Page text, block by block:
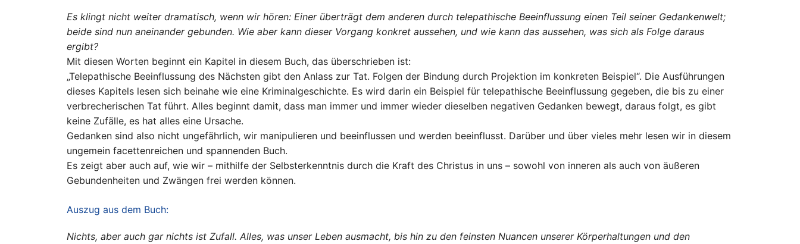
Es klingt nicht weiter dramatisch, wenn wir hören: Einer überträgt dem anderen durch telepathische Beeinflussung einen Teil seiner Gedankenwelt;
beide sind nun aneinander gebunden. Wie aber kann dieser Vorgang konkret aussehen, und wie kann das aussehen, was sich als Folge daraus
ergibt?
Mit diesen Worten beginnt ein Kapitel in diesem Buch, das überschrieben ist:
„Telepathische Beeinflussung des Nächsten gibt den Anlass zur Tat. Folgen der Bindung durch Projektion im konkreten Beispiel“. Die Ausführungen
dieses Kapitels lesen sich beinahe wie eine Kriminalgeschichte. Es wird darin ein Beispiel für telepathische Beeinflussung gegeben, die bis zu einer
verbrecherischen Tat führt. Alles beginnt damit, dass man immer und immer wieder dieselben negativen Gedanken bewegt, daraus folgt, es gibt
keine Zufälle, es hat alles eine Ursache.
Gedanken sind also nicht ungefährlich, wir manipulieren und beeinflussen und werden beeinflusst. Darüber und über vieles mehr lesen wir in diesem
ungemein facettenreichen und spannenden Buch.
Es zeigt aber auch auf, wie wir – mithilfe der Selbsterkenntnis durch die Kraft des Christus in uns – sowohl von inneren als auch von äußeren
Gebundenheiten und Zwängen frei werden können.
Auszug aus dem Buch:
Nichts, aber auch gar nichts ist Zufall. Alles, was unser Leben ausmacht, bis hin zu den feinsten Nuancen unserer Körperhaltungen und den